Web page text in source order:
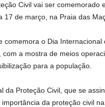
Civil vai ser comemorado
17 de março, na Praia das
comemora o Dia
com a mostra de meios
para a população.
da Proteção Civil, que se
da proteção civil